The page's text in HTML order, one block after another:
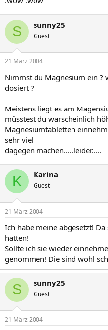
S sunny25
Guest
21 März 2004
Nimmst du Magnesium ein ?
dosiert ?
Meistens liegt es am
müsstest du warscheinlich
Magnesiumtabletten
sehr viel
dagegen machen.....leider.....
K Karina
Guest
21 März 2004
Ich habe meine abgesetzt!
hatten!
Sollte ich sie wieder
genommen! Die sind wohl
S sunny25
Guest
21 März 2004